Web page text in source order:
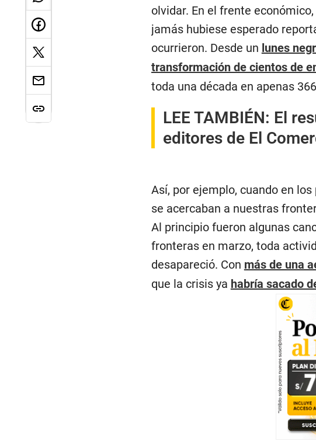
olvidar. En el frente
jamás hubiese esperado
ocurrieron. Desde un lunes
transformación de cientos de
toda una década en apenas
LEE TAMBIÉN: El
editores de El
Así, por ejemplo, cuando en
se acercaban a nuestras
Al principio fueron algunas
fronteras en marzo, toda
desapareció. Con más de una
que la crisis ya habría sacado